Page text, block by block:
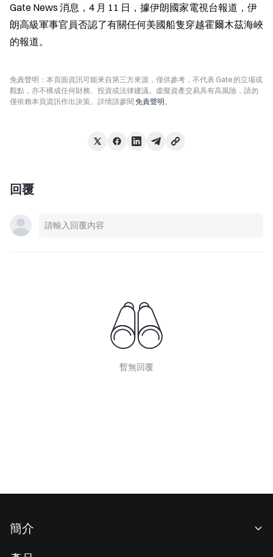
Gate News 消息，4 月 11 日，據伊朗國家電視台報道，伊
朗高級軍事官員否認了有關任何美國船隻穿越霍爾木茲海峽
的報道。
免責聲明：本頁面資訊可能來自第三方來源，僅供參考，不代表 Gate 的立場或
觀點，亦不構成任何財務、投資或法律建議。虛擬資產交易具有高風險，請勿
僅依賴本頁資訊作出決策。詳情請參閱 免責聲明。
回覆
暫無回覆
簡介